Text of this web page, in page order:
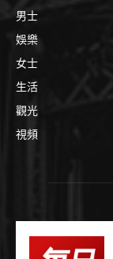
男士
娛樂
女士
生活
觀光
視頻